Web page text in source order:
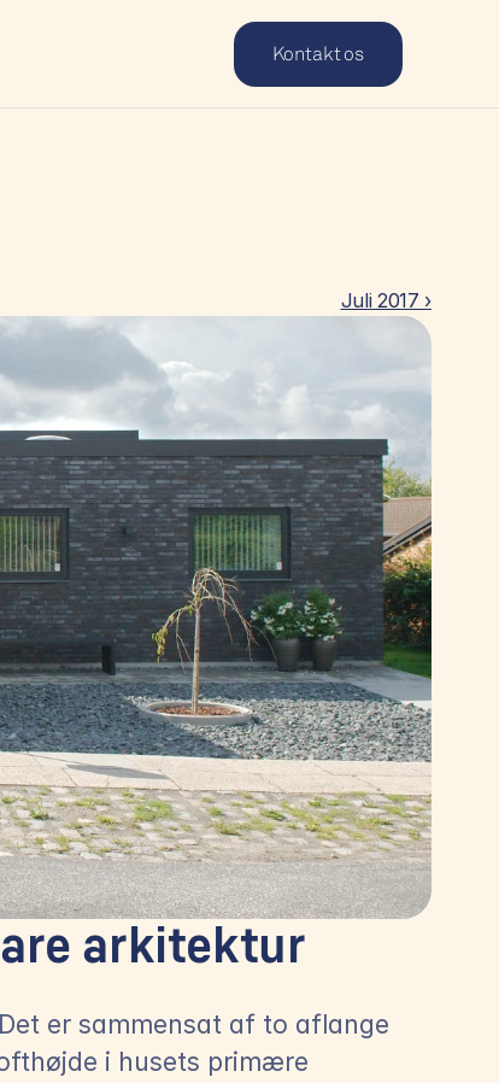
Kontakt os
Juli 2017 ›
arkitektur
er sammensat af to aflange
i husets primære